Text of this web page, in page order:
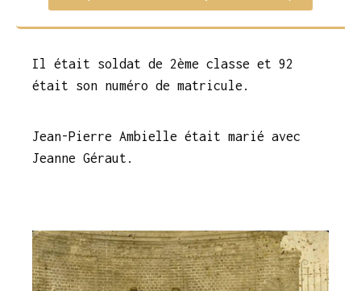
Il était soldat de 2ème classe et 92
était son numéro de matricule.
Jean-Pierre Ambielle était marié avec
Jeanne Géraut.